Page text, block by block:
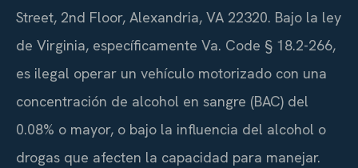
Street, 2nd Floor, Alexandria, VA 22320. Bajo la ley
de Virginia, específicamente Va. Code § 18.2-266,
es ilegal operar un vehículo motorizado con una
concentración de alcohol en sangre (BAC) del
0.08% o mayor, o bajo la influencia del alcohol o
drogas que afecten la capacidad para manejar.